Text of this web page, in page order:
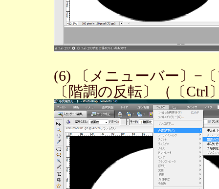
(6) 〔メニューバー〕−
〔階調の反転〕（〔